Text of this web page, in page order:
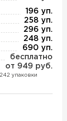
196 уп.
258 уп.
296 уп.
248 уп.
690 уп.
бесплатно
от 949 руб.
упаковки